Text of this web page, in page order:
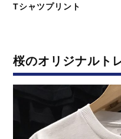
稿
カ
ー
Tシャツプリント
桜のオリジナルト